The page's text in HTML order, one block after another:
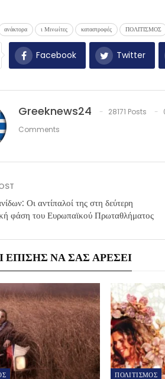
ανάκτορα ι Μινωίτες καταστροφές ΠΟΛΙΤΙΣΜΟΣ
Facebook Twitter
Greeknews24 28171 Posts
Comments
Οι αντίπαλοί της στη δεύτερη
φάση του Ευρωπαϊκού Πρωταθλήματος
ΕΠΊΣΗΣ ΝΑ ΣΑΣ ΑΡΈΣΕΙ
ΠΟΛΙΤΙΣΜΟΣ